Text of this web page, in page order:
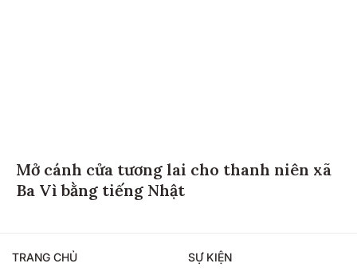
Mở cánh cửa tương lai cho thanh niên xã
Ba Vì bằng tiếng Nhật
TRANG CHỦ SỰ KIỆN